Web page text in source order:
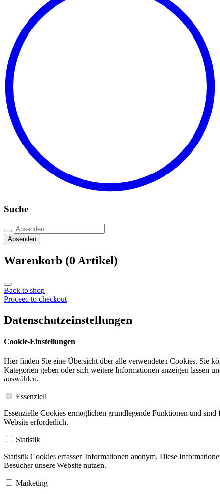
Suche
Absenden
Warenkorb (0 Artikel)
Back to shop
Proceed to checkout
Datenschutzeinstellungen
Cookie-Einstellungen
Hier finden Sie eine Übersicht über alle verwendeten Cookies. Sie
Kategorien geben oder sich weitere Informationen anzeigen lassen
auswählen.
Essenziell
Essenzielle Cookies ermöglichen grundlegende Funktionen und
Website erforderlich.
Statistik
Statistik Cookies erfassen Informationen anonym. Diese
Besucher unsere Website nutzen.
Marketing